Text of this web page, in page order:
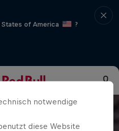
of America
?
notwendige
diese Website